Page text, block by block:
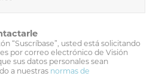
“Suscríbase”, usted está solicitando
por correo electrónico de Visión
sus datos personales sean
a nuestras normas de